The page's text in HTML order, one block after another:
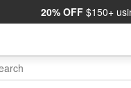
20% OFF $150+